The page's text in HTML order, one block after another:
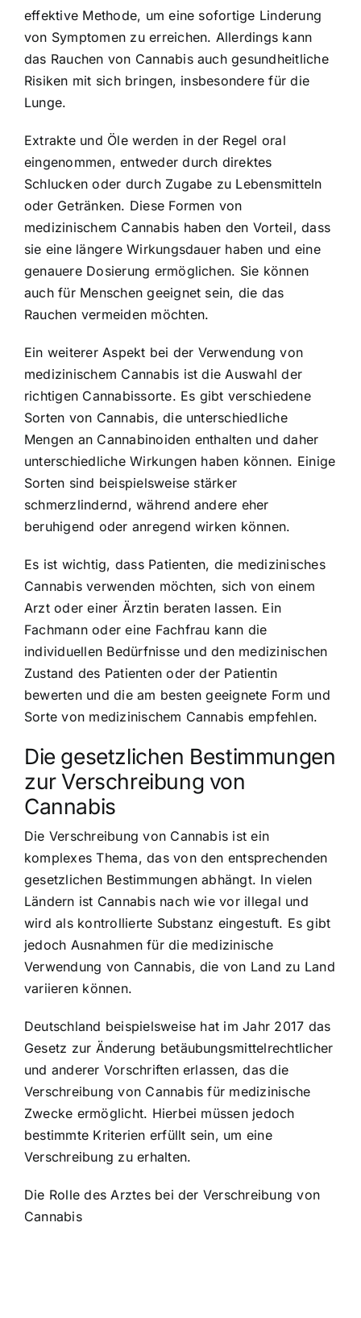
effektive Methode, um eine sofortige Linderung
von Symptomen zu erreichen. Allerdings kann
das Rauchen von Cannabis auch gesundheitliche
Risiken mit sich bringen, insbesondere für die
Lunge.
Extrakte und Öle werden in der Regel oral
eingenommen, entweder durch direktes
Schlucken oder durch Zugabe zu Lebensmitteln
oder Getränken. Diese Formen von
medizinischem Cannabis haben den Vorteil, dass
sie eine längere Wirkungsdauer haben und eine
genauere Dosierung ermöglichen. Sie können
auch für Menschen geeignet sein, die das
Rauchen vermeiden möchten.
Ein weiterer Aspekt bei der Verwendung von
medizinischem Cannabis ist die Auswahl der
richtigen Cannabissorte. Es gibt verschiedene
Sorten von Cannabis, die unterschiedliche
Mengen an Cannabinoiden enthalten und daher
unterschiedliche Wirkungen haben können. Einige
Sorten sind beispielsweise stärker
schmerzlindernd, während andere eher
beruhigend oder anregend wirken können.
Es ist wichtig, dass Patienten, die medizinisches
Cannabis verwenden möchten, sich von einem
Arzt oder einer Ärztin beraten lassen. Ein
Fachmann oder eine Fachfrau kann die
individuellen Bedürfnisse und den medizinischen
Zustand des Patienten oder der Patientin
bewerten und die am besten geeignete Form und
Sorte von medizinischem Cannabis empfehlen.
Die gesetzlichen Bestimmungen
zur Verschreibung von
Cannabis
Die Verschreibung von Cannabis ist ein
komplexes Thema, das von den entsprechenden
gesetzlichen Bestimmungen abhängt. In vielen
Ländern ist Cannabis nach wie vor illegal und
wird als kontrollierte Substanz eingestuft. Es gibt
jedoch Ausnahmen für die medizinische
Verwendung von Cannabis, die von Land zu Land
variieren können.
Deutschland beispielsweise hat im Jahr 2017 das
Gesetz zur Änderung betäubungsmittelrechtlicher
und anderer Vorschriften erlassen, das die
Verschreibung von Cannabis für medizinische
Zwecke ermöglicht. Hierbei müssen jedoch
bestimmte Kriterien erfüllt sein, um eine
Verschreibung zu erhalten.
Die Rolle des Arztes bei der Verschreibung von
Cannabis